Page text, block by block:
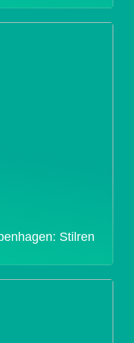
Stilren